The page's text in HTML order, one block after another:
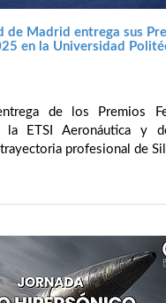
de Madrid entrega sus
en la Universidad
de los Premios
la ETSI Aeronáutica y
profesional de